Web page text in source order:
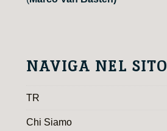
NAVIGA NEL SITO
TR
Chi Siamo